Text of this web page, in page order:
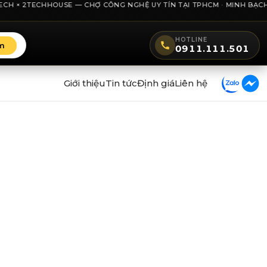
× 2TECHHOUSE — CHỢ CÔNG NGHỆ UY TÍN TẠI TPHCM · MINH
HOTLINE
0911.111.501
Giới thiệuTin tứcĐịnh giáLiên hệ